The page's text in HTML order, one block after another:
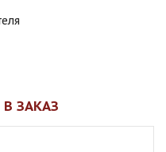
ЗАКАЗ